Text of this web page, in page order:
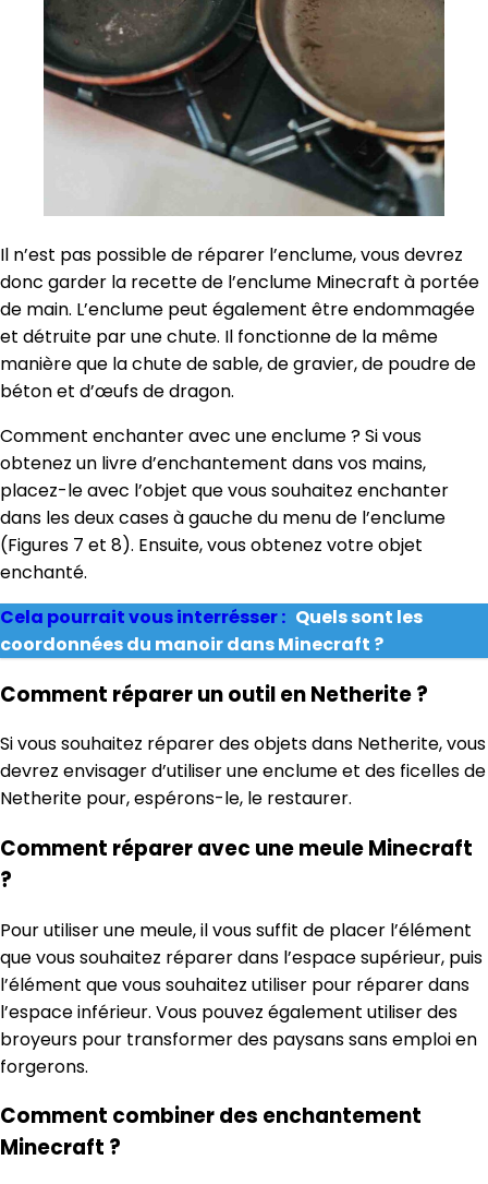
Il n’est pas possible de réparer l’enclume, vous devrez
donc garder la recette de l’enclume Minecraft à portée
de main. L’enclume peut également être endommagée
et détruite par une chute. Il fonctionne de la même
manière que la chute de sable, de gravier, de poudre de
béton et d’œufs de dragon.
Comment enchanter avec une enclume ? Si vous
obtenez un livre d’enchantement dans vos mains,
placez-le avec l’objet que vous souhaitez enchanter
dans les deux cases à gauche du menu de l’enclume
(Figures 7 et 8). Ensuite, vous obtenez votre objet
enchanté.
Cela pourrait vous interrésser : Quels sont les
coordonnées du manoir dans Minecraft ?
Comment réparer un outil en Netherite ?
Si vous souhaitez réparer des objets dans Netherite, vous
devrez envisager d’utiliser une enclume et des ficelles de
Netherite pour, espérons-le, le restaurer.
Comment réparer avec une meule Minecraft
?
Pour utiliser une meule, il vous suffit de placer l’élément
que vous souhaitez réparer dans l’espace supérieur, puis
l’élément que vous souhaitez utiliser pour réparer dans
l’espace inférieur. Vous pouvez également utiliser des
broyeurs pour transformer des paysans sans emploi en
forgerons.
Comment combiner des enchantement
Minecraft ?